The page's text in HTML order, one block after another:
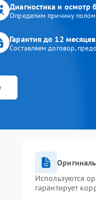
Диагностика и осмотр
Определим причину
Гарантия до 12 месяцев
Составляем договор,
Используются
гарантирует